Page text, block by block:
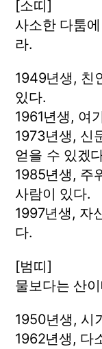
[소띠]
사소한 다툼
라.
1949년생, 친
있다.
1961년생, 여
1973년생, 신
얻을 수 있겠
1985년생, 주
사람이 있다.
1997년생, 자
다.
[범띠]
물보다는 산
1950년생, 시
1962년생, 다